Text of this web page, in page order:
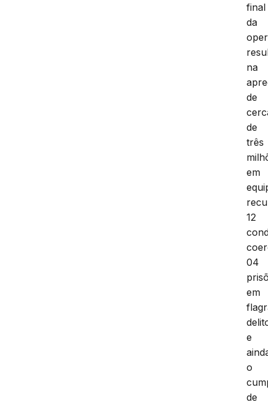
final
da
na
de
de
três
em
12
04
em
e
o
de